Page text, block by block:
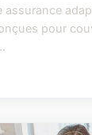
assurance
pour